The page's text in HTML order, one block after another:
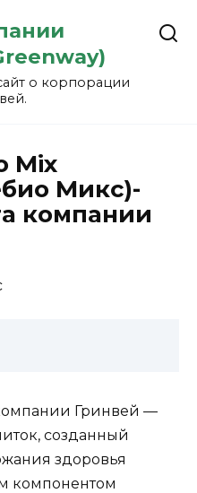
о корпорации
Mix
Микс)-
компании
Гринвей —
созданный
здоровья
компонентом